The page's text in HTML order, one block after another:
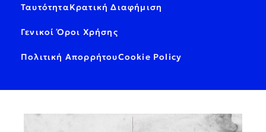
ΤαυτότηταΚρατική Διαφήμιση
Γενικοί Όροι Χρήσης
Πολιτική ΑπορρήτουCookie Policy